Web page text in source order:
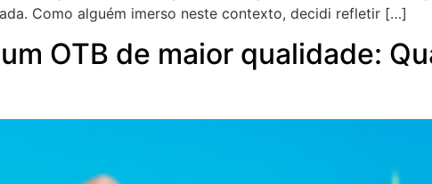
Como alguém imerso neste contexto, decidi refletir […]
OTB de maior qualidade: